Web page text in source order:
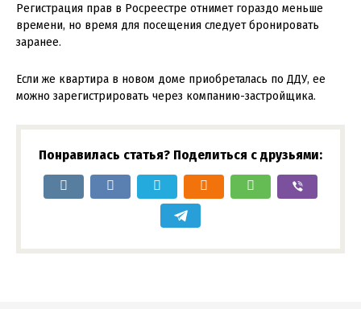
Регистрация прав в Росреестре отнимет гораздо меньше
времени, но время для посещения следует бронировать
заранее.
Если же квартира в новом доме приобреталась по ДДУ, ее
можно зарегистрировать через компанию-застройщика.
Понравилась статья? Поделиться с друзьями: